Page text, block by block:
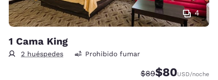
4
1 Cama King
2 huéspedes Prohibido fumar
Precio tachado:
$89Precio con
$80USD/noche